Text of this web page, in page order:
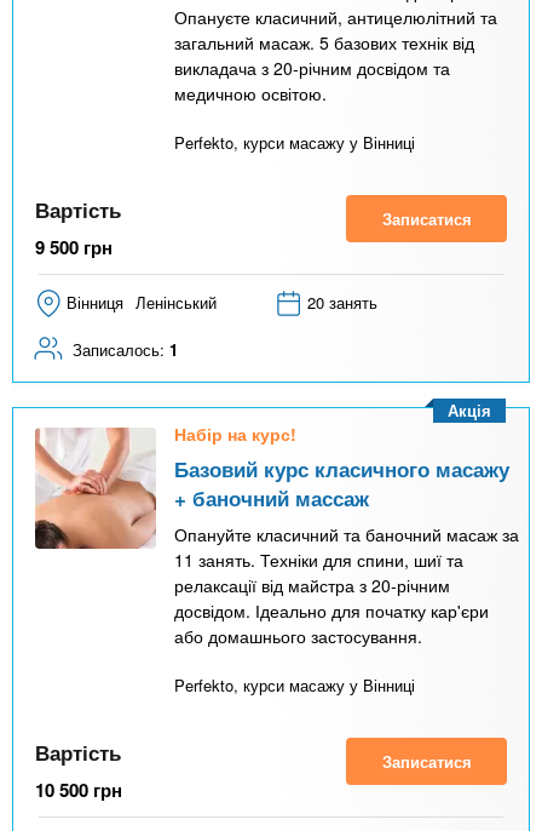
Опануєте класичний, антицелюлітний та
загальний масаж. 5 базових технік від
викладача з 20-річним досвідом та
медичною освітою.
Perfekto, курси масажу у Вінниці
Вартість
9 500 грн
Записатися
Вінниця Ленінський 20 занять
Записалось: 1
Набір на курс!
Базовий курс класичного масажу
+ баночний массаж
Опануйте класичний та баночний масаж за
11 занять. Техніки для спини, шиї та
релаксації від майстра з 20-річним
досвідом. Ідеально для початку кар'єри
або домашнього застосування.
Perfekto, курси масажу у Вінниці
Акція
Вартість
10 500 грн
Записатися